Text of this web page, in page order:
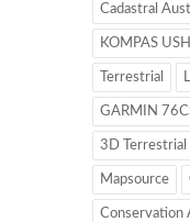
Cadastral
KOMPAS
Terrestrial
GARMIN
3D Terrestrial
Mapsource
Conservation